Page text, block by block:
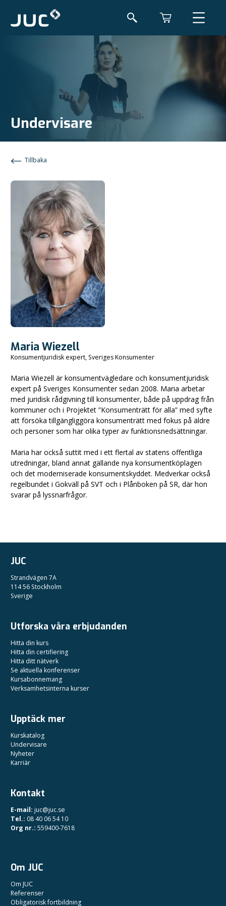
Undervisare
Tillbaka
Maria Wiezell
Konsumentjuridisk expert, Sveriges Konsumenter
Maria Wiezell är konsumentvägledare och konsumentjuridisk
expert på Sveriges Konsumenter sedan 2008. Maria arbetar
med juridisk rådgivning till konsumenter, både på uppdrag från
kommuner och i Projektet ”Konsumenträtt för alla” med syfte
att försöka tillgängliggöra konsumenträtt med fokus på äldre
och personer som har olika typer av funktionsnedsättningar.
Maria har också suttit med i ett flertal av statens offentliga
utredningar, bland annat gällande nya konsumentköplagen
och det moderniserade konsumentskyddet. Medverkar också
regelbundet i Gokväll på SVT och i Plånboken på SR, där hon
svarar på lyssnarfrågor.
JUC
Strandvägen 7A
114 56 Stockholm
Sverige
Utforska våra erbjudanden
Hitta din kurs
Hitta din certifiering
Hitta ditt nätverk
Se aktuella konferenser
Kursabonnemang
Verksamhetsinterna kurser
Upptäck mer
Kurskatalog
Undervisare
Nyheter
Karriär
Kontakt
E-mail: juc@juc.se
Tel.: 08 40 06 54 10
Org nr.: 559400-7618
Om JUC
Om JUC
Referenser
Obligatorisk fortbildning